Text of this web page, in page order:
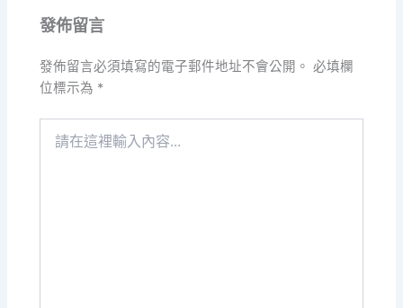
發佈留言
發佈留言必須填寫的電子郵件地址不會公開。 必填欄
位標示為 *